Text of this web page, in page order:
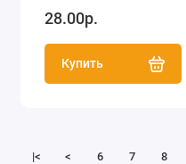
28.00р.
Купить
|< < 6 7 8